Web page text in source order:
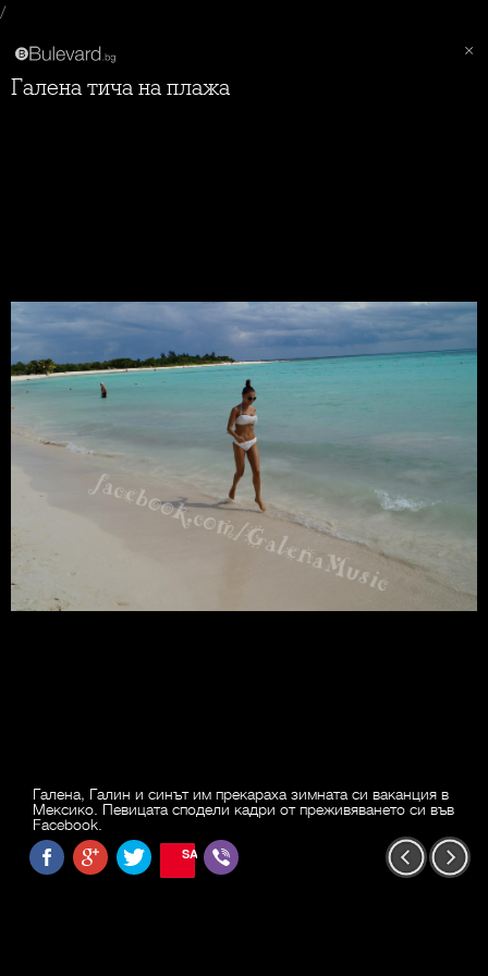
/
Галена тича на плажа
Галена, Галин и синът им прекараха зимната си ваканция в
Мексико. Певицата сподели кадри от преживяването си във
Facebook.
SAVE